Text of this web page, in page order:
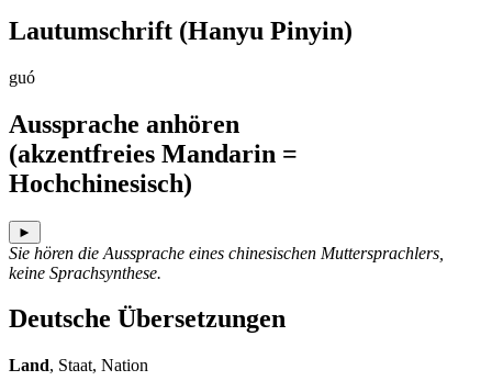
Lautumschrift (Hanyu Pinyin)
guó
Aussprache anhören
(akzentfreies Mandarin =
Hochchinesisch)
►
Sie hören die Aussprache eines chinesischen Muttersprachlers,
keine Sprachsynthese.
Deutsche Übersetzungen
Land, Staat, Nation